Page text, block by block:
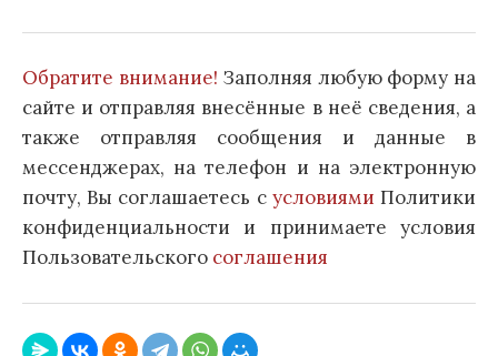
Обратите внимание! Заполняя любую форму на
сайте и отправляя внесённые в неё сведения, а
также отправляя сообщения и данные в
мессенджерах, на телефон и на электронную
почту, Вы соглашаетесь с условиями Политики
конфиденциальности и принимаете условия
Пользовательского соглашения